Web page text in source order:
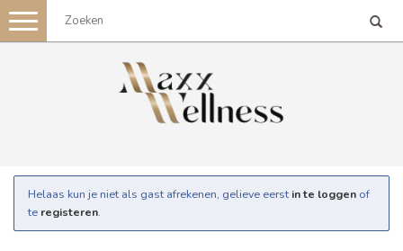
Toggle
navigation
Helaas kun je niet als gast afrekenen, gelieve eerst in te loggen of
te registeren.